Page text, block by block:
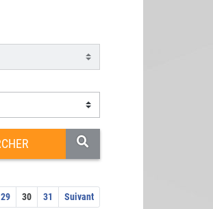
29 30 31 Suivant